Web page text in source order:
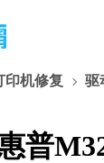
印机修复 驱
普